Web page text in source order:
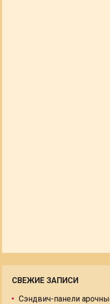
СВЕЖИЕ ЗАПИСИ
Сэндвич-панели